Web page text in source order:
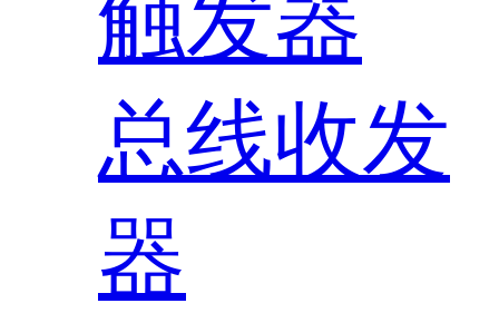
触发器
总线收发
器